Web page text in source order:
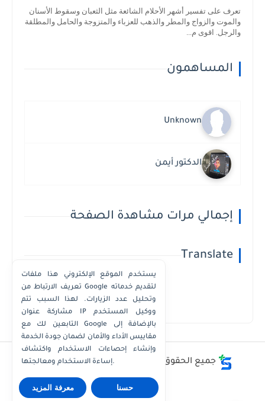
تعرف على تفسير أشهر الأحلام الشائعة مثل الثعبان وسقوط الأسنان
والموت والزواج والمطر والذهب للعزباء والمتزوجة والحامل والمطلقة
والرجل. اقوى م...
المساهمون
Unknown
الدكتور أيمن
إجمالي مرات مشاهدة الصفحة
Translate
Powered by Translate
جميع الحقوق محفوظة © أفضل - أسعار - أرقام
يستخدم الموقع الإلكتروني هذا ملفات
تعريف الارتباط من Google لتقديم خدماته
وتحليل عدد الزيارات. لهذا السبب تتم
مشاركة عنوان IP ووكيل المستخدم
التابعين لك مع Google بالإضافة إلى
مقاييس الأداء والأمان لضمان جودة الخدمة
وإنشاء إحصاءات الاستخدام واكتشاف
إساءة الاستخدام ومعالجتها.
معرفة المزيد حسنا